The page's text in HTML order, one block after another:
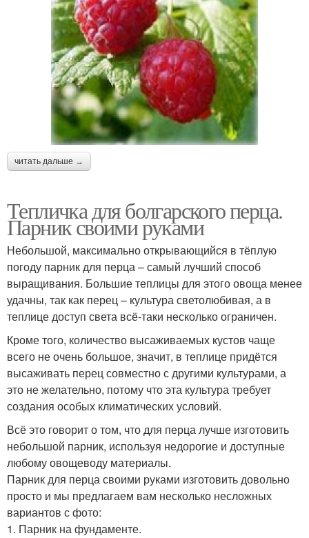
читать дальше →
Тепличка для болгарского перца.
Парник своими руками
Небольшой, максимально открывающийся в тёплую
погоду парник для перца – самый лучший способ
выращивания. Большие теплицы для этого овоща менее
удачны, так как перец – культура светолюбивая, а в
теплице доступ света всё-таки несколько ограничен.
Кроме того, количество высаживаемых кустов чаще
всего не очень большое, значит, в теплице придётся
высаживать перец совместно с другими культурами, а
это не желательно, потому что эта культура требует
создания особых климатических условий.
Всё это говорит о том, что для перца лучше изготовить
небольшой парник, используя недорогие и доступные
любому овощеводу материалы.
Парник для перца своими руками изготовить довольно
просто и мы предлагаем вам несколько несложных
вариантов с фото:
1. Парник на фундаменте.